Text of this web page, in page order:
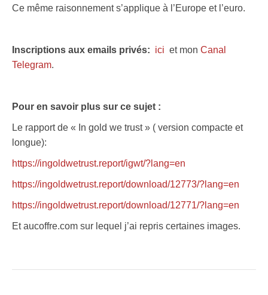
Ce même raisonnement s’applique à l’Europe et l’euro.
Inscriptions aux emails privés: ici et mon Canal
Telegram.
Pour en savoir plus sur ce sujet :
Le rapport de « In gold we trust » ( version compacte et
longue):
https://ingoldwetrust.report/igwt/?lang=en
https://ingoldwetrust.report/download/12773/?lang=en
https://ingoldwetrust.report/download/12771/?lang=en
Et aucoffre.com sur lequel j’ai repris certaines images.